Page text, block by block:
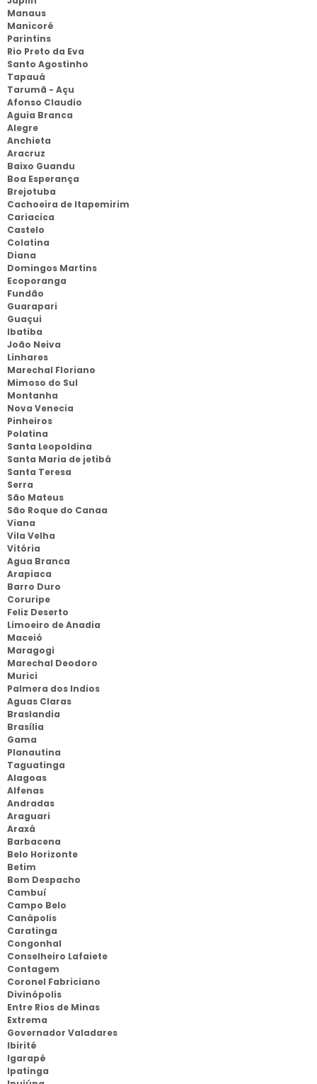
Manaus
Manicoré
Parintins
Rio Preto da Eva
Santo Agostinho
Tapauá
Tarumã - Açu
Afonso Claudio
Aguia Branca
Alegre
Anchieta
Aracruz
Baixo Guandu
Boa Esperança
Brejotuba
Cachoeira de Itapemirim
Cariacica
Castelo
Colatina
Diana
Domingos Martins
Ecoporanga
Fundão
Guarapari
Guaçui
Ibatiba
João Neiva
Linhares
Marechal Floriano
Mimoso do Sul
Montanha
Nova Venecia
Pinheiros
Polatina
Santa Leopoldina
Santa Maria de jetibá
Santa Teresa
Serra
São Mateus
São Roque do Canaa
Viana
Vila Velha
Vitória
Agua Branca
Arapiaca
Barro Duro
Coruripe
Feliz Deserto
Limoeiro de Anadia
Maceió
Maragogi
Marechal Deodoro
Murici
Palmera dos Indios
Aguas Claras
Braslandia
Brasília
Gama
Planautina
Taguatinga
Alagoas
Alfenas
Andradas
Araguari
Araxá
Barbacena
Belo Horizonte
Betim
Bom Despacho
Cambuí
Campo Belo
Canápolis
Caratinga
Congonhal
Conselheiro Lafaiete
Contagem
Coronel Fabriciano
Divinópolis
Entre Rios de Minas
Extrema
Governador Valadares
Ibirité
Igarapé
Ipatinga